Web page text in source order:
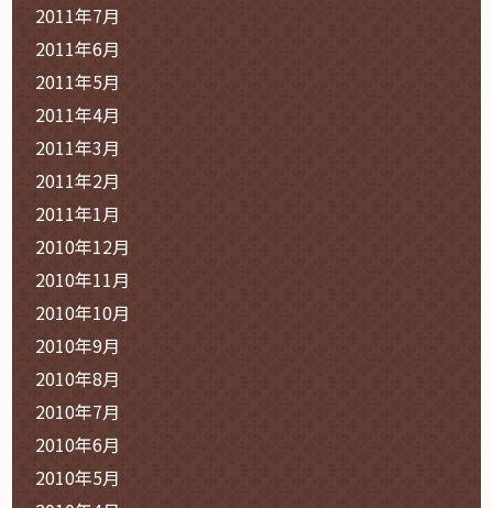
2011年7月
2011年6月
2011年5月
2011年4月
2011年3月
2011年2月
2011年1月
2010年12月
2010年11月
2010年10月
2010年9月
2010年8月
2010年7月
2010年6月
2010年5月